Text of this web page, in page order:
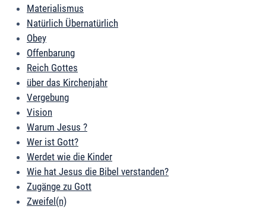
Materialismus
Natürlich Übernatürlich
Obey
Offenbarung
Reich Gottes
über das Kirchenjahr
Vergebung
Vision
Warum Jesus ?
Wer ist Gott?
Werdet wie die Kinder
Wie hat Jesus die Bibel verstanden?
Zugänge zu Gott
Zweifel(n)